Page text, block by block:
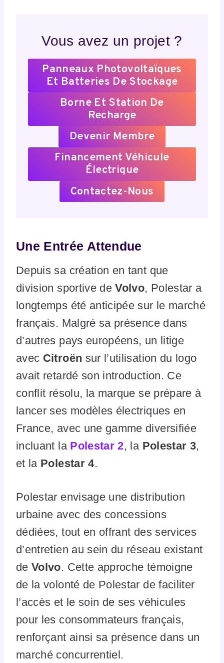
Vous avez un projet ?
Panneaux Photovoltaïques
Et Batteries De Stockage
Borne Et Station De
Recharge
Devenir Membre
Financement Véhicule
Électrique
Contactez-Nous
Une Entrée Attendue
Depuis sa création en tant que
division sportive deVolvo, Polestar a
longtemps été anticipée sur le marché
français. Malgré sa présence dans
d’autres pays européens, un litige
avec Citroën sur l’utilisation du logo
avait retardé son introduction. Ce
conflit résolu, la marque se prépare à
lancer ses modèles électriques en
France, avec une gamme diversifiée
incluant la Polestar 2, la Polestar 3,
et la Polestar 4.
Polestar envisage une distribution
urbaine avec des concessions
dédiées, tout en offrant des services
d’entretien au sein du réseau existant
deVolvo. Cette approche témoigne
de la volonté de Polestar de faciliter
l’accès et le soin de ses véhicules
pour les consommateurs français,
renforçant ainsi sa présence dans un
marché concurrentiel.